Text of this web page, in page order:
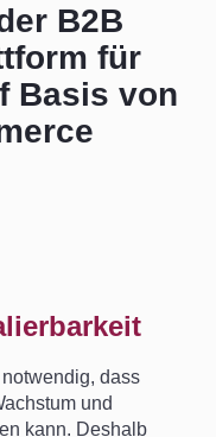
B2B
für
Basis von
dass
und
kann. Deshalb